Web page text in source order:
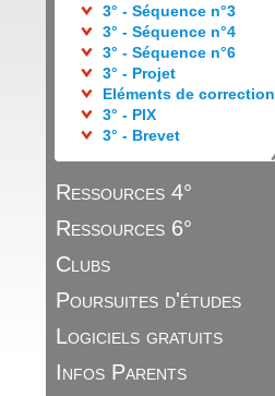
3° - Séquence n°3
3° - Séquence n°4
3° - Séquence n°6
3° - Projet
Eléments de correction
3° - PIX
3° - Brevet
Ressources 4°
Ressources 6°
Clubs
Poursuites d'études
Logiciels gratuits
Infos Parents